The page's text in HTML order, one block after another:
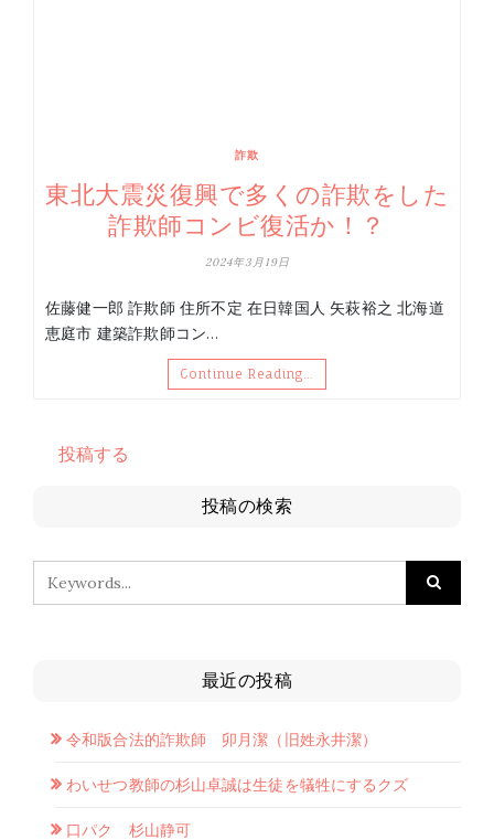
詐欺
東北大震災復興で多くの詐欺をした
詐欺師コンビ復活か！？
2024年3月19日
佐藤健一郎 詐欺師 住所不定 在日韓国人 矢萩裕之 北海道
恵庭市 建築詐欺師コン…
Continue Reading…
投稿する
投稿の検索
最近の投稿
令和版合法的詐欺師 卯月潔（旧姓永井潔）
わいせつ教師の杉山卓誠は生徒を犠牲にするクズ
口パク 杉山静可